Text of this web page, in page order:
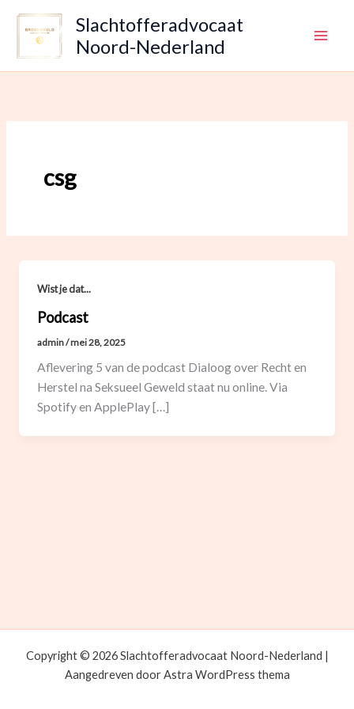
inhoud
Slachtofferadvocaat
Noord-Nederland
csg
Wist je dat...
Podcast
admin/mei 28, 2025
Aflevering 5 van de podcast Dialoog over Recht en
Herstel na Seksueel Geweld staat nu online. Via
Spotify en ApplePlay […]
Copyright © 2026 Slachtofferadvocaat Noord-Nederland |
Aangedreven doorAstra WordPress thema